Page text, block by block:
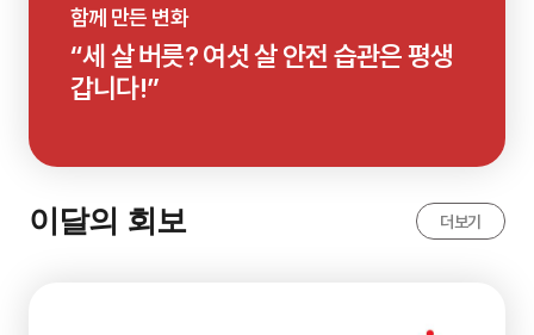
함께 만든 변화
“세 살 버릇? 여섯 살 안전 습관은 평생
갑니다!”
이달의 회보 더보기